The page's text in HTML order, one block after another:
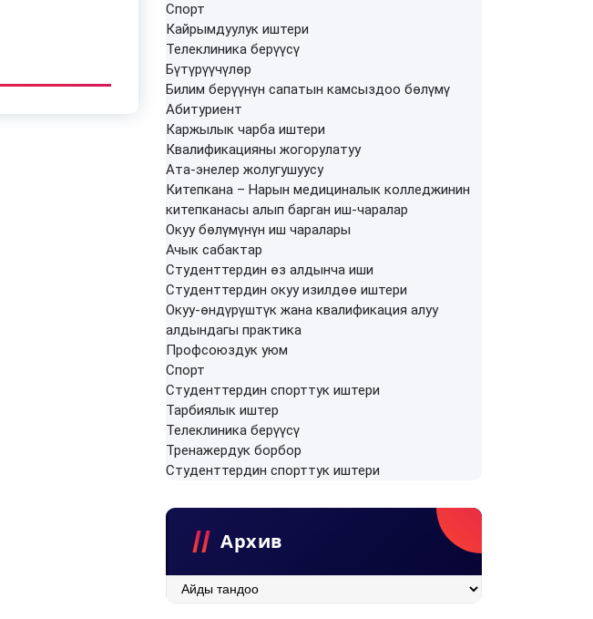
Спорт
Кайрымдуулук иштери
Телеклиника берүүсү
Бүтүрүүчүлөр
Билим берүүнүн сапатын камсыздоо бөлүмү
Абитуриент
Каржылык чарба иштери
Квалификацияны жогорулатуу
Ата-энелер жолугушуусу
Китепкана –Нарын медициналык колледжинин
китепканасы алып барган иш-чаралар
Окуу бөлүмүнүн иш чаралары
Ачык сабактар
Студенттердин өз алдынча иши
Студенттердин окуу изилдөө иштери
Окуу-өндүрүштүк жана квалификация алуу
алдындагы практика
Профсоюздук уюм
Спорт
Студенттердин спорттук иштери
Тарбиялык иштер
Телеклиника берүүсү
Тренажердук борбор
Студенттердин спорттук иштери
Архив
Архив